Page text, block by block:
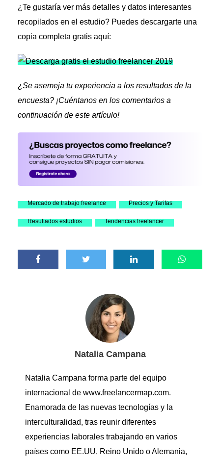
¿Te gustaría ver más detalles y datos interesantes
recopilados en el estudio? Puedes descargarte una
copia completa gratis aquí:
¿Se asemeja tu experiencia a los resultados de la
encuesta? ¡Cuéntanos en los comentarios a
continuación de este artículo!
Mercado de trabajo freelance Precios y Tarifas
Resultados estudios Tendencias freelancer
Natalia Campana
Natalia Campana forma parte del equipo
internacional de www.freelancermap.com.
Enamorada de las nuevas tecnologías y la
interculturalidad, tras reunir diferentes
experiencias laborales trabajando en varios
países como EE.UU, Reino Unido o Alemania,